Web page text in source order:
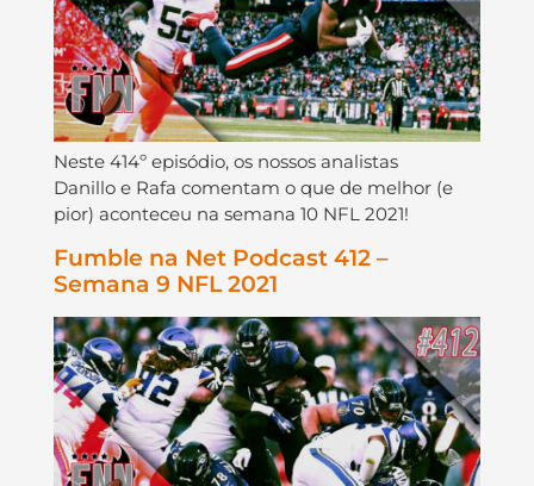
Neste 414º episódio, os nossos analistas
Danillo e Rafa comentam o que de melhor (e
pior) aconteceu na semana 10 NFL 2021!
Fumble na Net Podcast 412 –
Semana 9 NFL 2021